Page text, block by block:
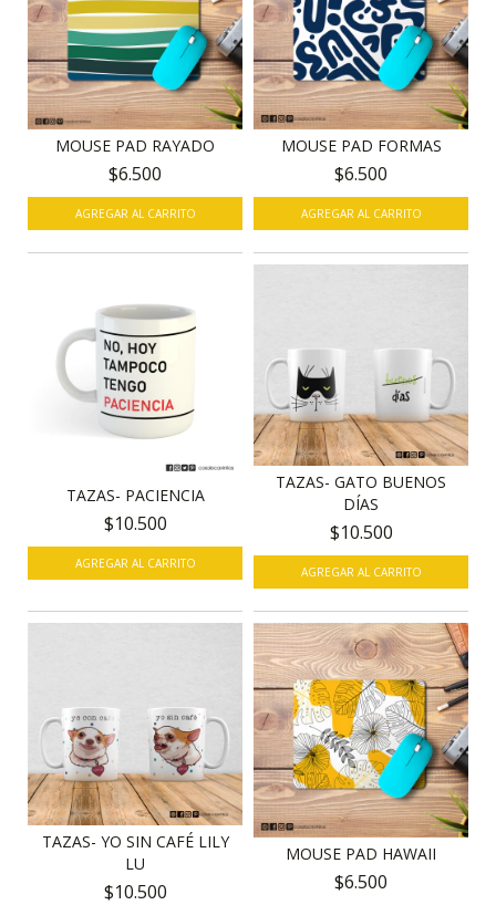
MOUSE PAD RAYADO
$6.500
MOUSE PAD FORMAS
$6.500
TAZAS- PACIENCIA
$10.500
TAZAS- GATO BUENOS
DÍAS
$10.500
TAZAS- YO SIN CAFÉ LILY
LU
$10.500
MOUSE PAD HAWAII
$6.500